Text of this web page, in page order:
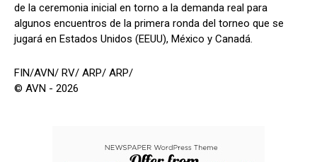
de la ceremonia inicial en torno a la demanda real para
algunos encuentros de la primera ronda del torneo que se
jugará en Estados Unidos (EEUU), México y Canadá.
FIN/AVN/ RV/ ARP/ ARP/
© AVN - 2026